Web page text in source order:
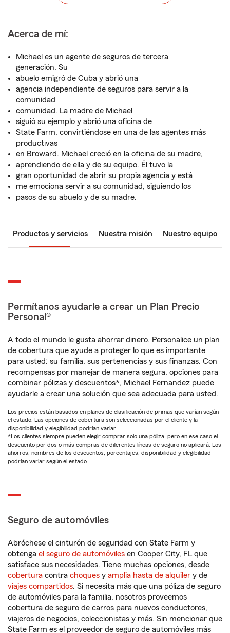
Acerca de mí:
Michael es un agente de seguros de tercera
generación. Su
abuelo emigró de Cuba y abrió una
agencia independiente de seguros para servir a la
comunidad
comunidad. La madre de Michael
siguió su ejemplo y abrió una oficina de
State Farm, convirtiéndose en una de las agentes más
productivas
en Broward. Michael creció en la oficina de su madre,
aprendiendo de ella y de su equipo. Él tuvo la
gran oportunidad de abrir su propia agencia y está
me emociona servir a su comunidad, siguiendo los
pasos de su abuelo y de su madre.
Productos y servicios Nuestra misión Nuestro equipo
Permítanos ayudarle a crear un Plan Precio
Personal®
A todo el mundo le gusta ahorrar dinero. Personalice un plan
de cobertura que ayude a proteger lo que es importante
para usted: su familia, sus pertenencias y sus finanzas. Con
recompensas por manejar de manera segura, opciones para
combinar pólizas y descuentos*, Michael Fernandez puede
ayudarle a crear una solución que sea adecuada para usted.
Los precios están basados en planes de clasificación de primas que varían según
el estado. Las opciones de cobertura son seleccionadas por el cliente y la
disponibilidad y elegibilidad podrían variar.
*Los clientes siempre pueden elegir comprar solo una póliza, pero en ese caso el
descuento por dos o más compras de diferentes líneas de seguro no aplicará. Los
ahorros, nombres de los descuentos, porcentajes, disponibilidad y elegibilidad
podrían variar según el estado.
Seguro de automóviles
Abróchese el cinturón de seguridad con State Farm y
obtenga el seguro de automóviles en Cooper City, FL que
satisface sus necesidades. Tiene muchas opciones, desde
cobertura contra choques y amplia hasta de alquiler y de
viajes compartidos. Si necesita más que una póliza de seguro
de automóviles para la familia, nosotros proveemos
cobertura de seguro de carros para nuevos conductores,
viajeros de negocios, coleccionistas y más. Sin mencionar que
State Farm es el proveedor de seguro de automóviles más